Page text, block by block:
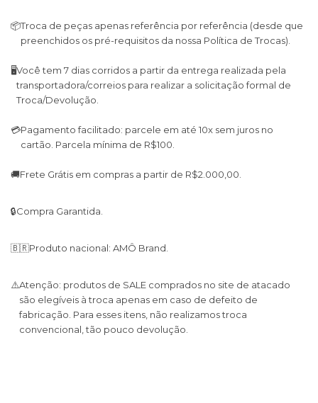
📦Troca de peças apenas referência por referência (desde que
preenchidos os pré-requisitos da nossa Política de Trocas).
🖥Você tem 7 dias corridos a partir da entrega realizada pela
transportadora/correios para realizar a solicitação formal de
Troca/Devolução.
💳Pagamento facilitado: parcele em até 10x sem juros no
cartão. Parcela mínima de R$100.
🚚Frete Grátis em compras a partir de R$2.000,00.
🔒Compra Garantida.
🇧🇷Produto nacional: AMÔ Brand.
⚠️Atenção: produtos de SALE comprados no site de atacado
são elegíveis à troca apenas em caso de defeito de
fabricação. Para esses itens, não realizamos troca
convencional, tão pouco devolução.